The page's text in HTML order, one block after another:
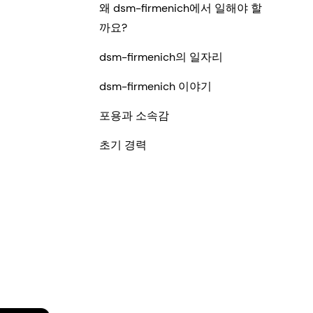
왜 dsm-firmenich에서 일해야 할
까요?
dsm-firmenich의 일자리
dsm-firmenich 이야기
포용과 소속감
초기 경력